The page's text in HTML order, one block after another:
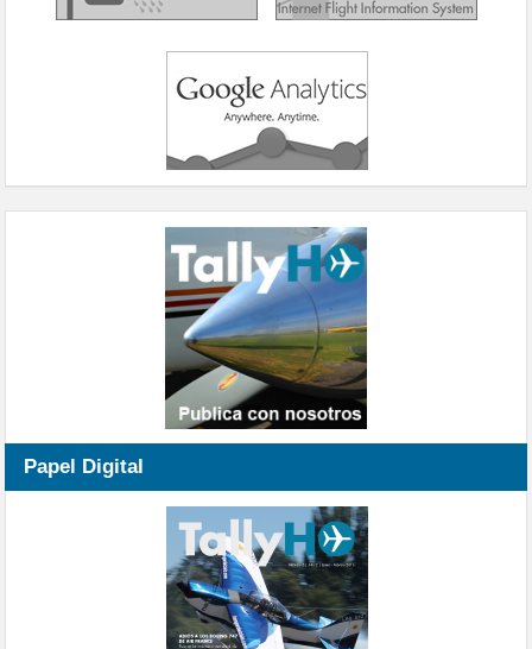
Papel Digital